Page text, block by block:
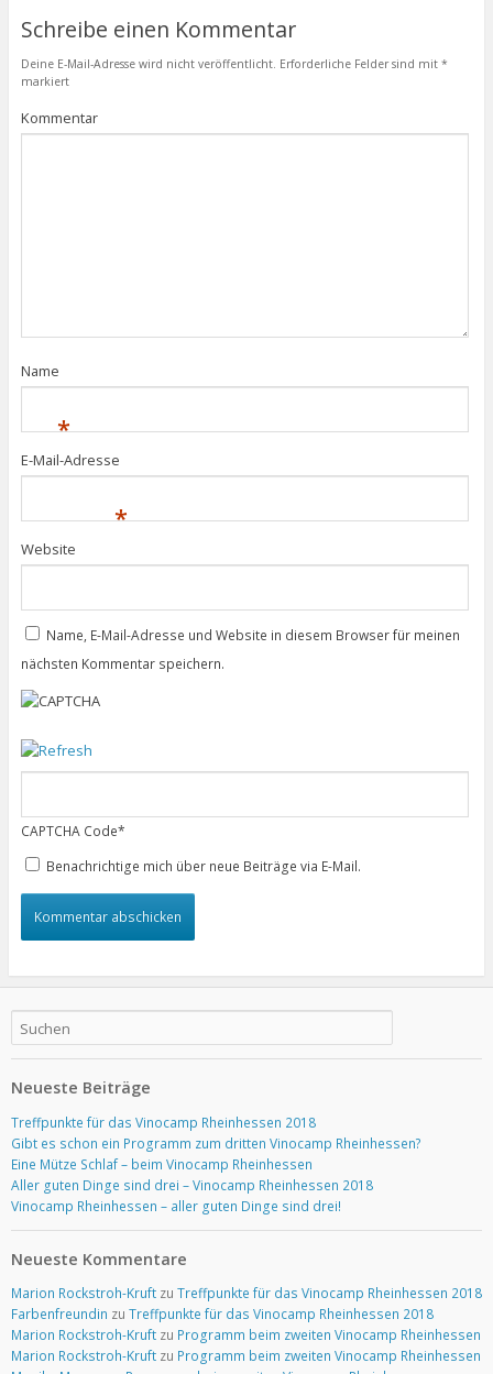
Schreibe einen Kommentar
Deine E-Mail-Adresse wird nicht veröffentlicht. Erforderliche Felder sind mit *
markiert
Kommentar
Name
*
E-Mail-Adresse
*
Website
Name, E-Mail-Adresse und Website in diesem Browser für meinen
nächsten Kommentar speichern.
CAPTCHA Code*
Benachrichtige mich über neue Beiträge via E-Mail.
Neueste Beiträge
Treffpunkte für das Vinocamp Rheinhessen 2018
Gibt es schon ein Programm zum dritten Vinocamp Rheinhessen?
Eine Mütze Schlaf – beim Vinocamp Rheinhessen
Aller guten Dinge sind drei – Vinocamp Rheinhessen 2018
Vinocamp Rheinhessen – aller guten Dinge sind drei!
Neueste Kommentare
Marion Rockstroh-Kruftzu Treffpunkte für das Vinocamp Rheinhessen 2018
Farbenfreundin zu Treffpunkte für das Vinocamp Rheinhessen 2018
Marion Rockstroh-Kruftzu Programm beim zweiten Vinocamp Rheinhessen
Marion Rockstroh-Kruftzu Programm beim zweiten Vinocamp Rheinhessen